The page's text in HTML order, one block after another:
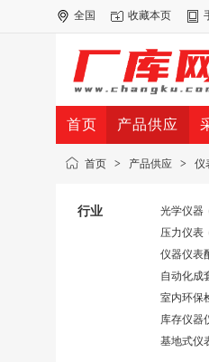
全国 收藏本页
首页 产品供应
首页 > 产品供应 > 仪
行业 光学仪器
压力仪表
仪器仪表
自动化成
室内环保
库存仪器
基地式仪